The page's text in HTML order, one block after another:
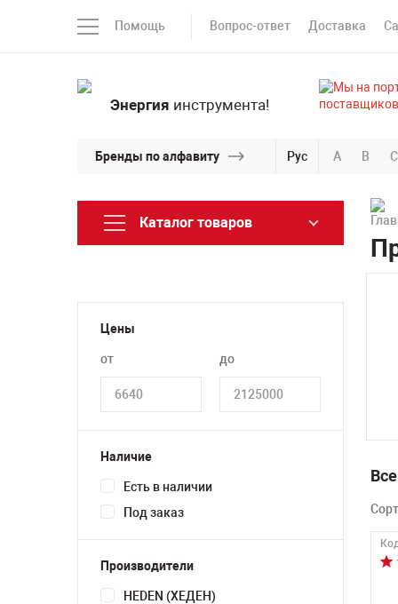
Помощь Вопрос-ответ Доставка
Энергия инструмента!
Бренды по алфавиту Рус A B C
Каталог товаров
Цены
от до
Наличие
Есть в наличии
Под заказ
Производители
HEDEN (ХЕДЕН)